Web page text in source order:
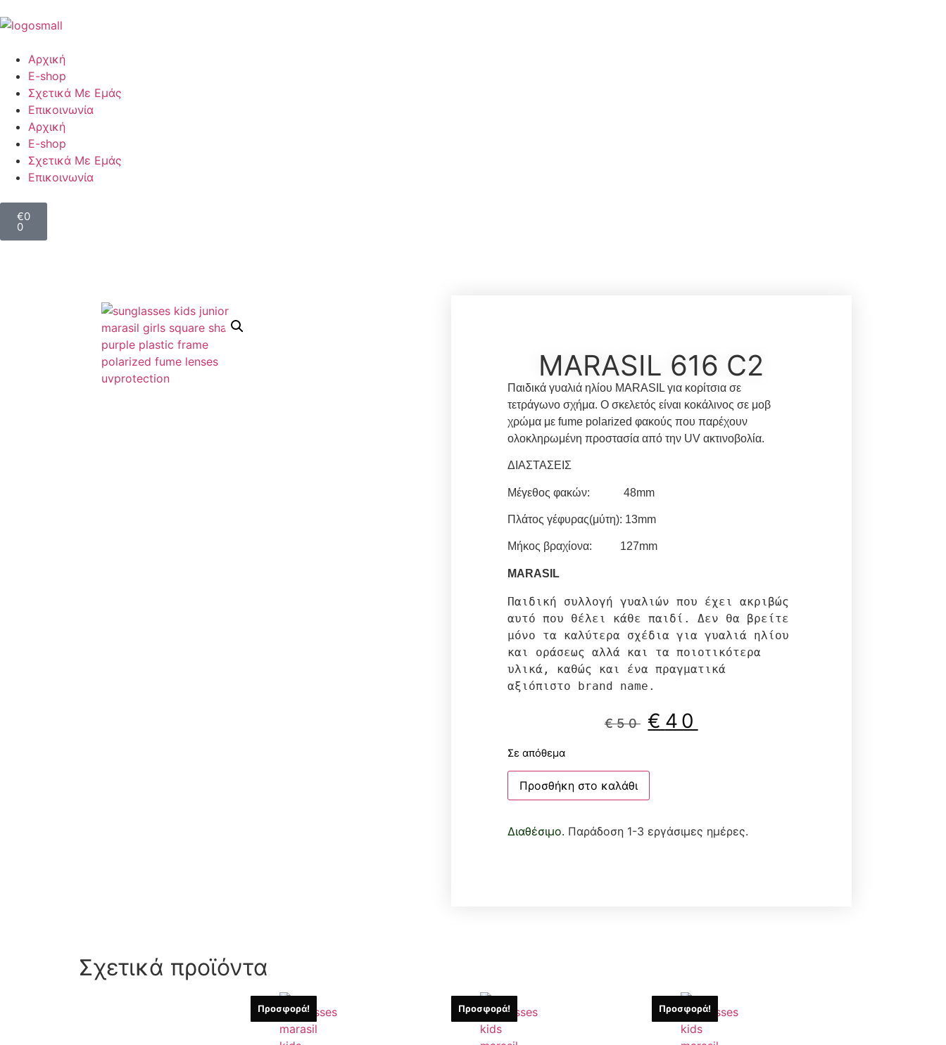
Αρχική
E-shop
Σχετικά Με Εμάς
Επικοινωνία
Αρχική
E-shop
Σχετικά Με Εμάς
Επικοινωνία
€0
0
MARASIL 616 C2
Παιδικά γυαλιά ηλίου MARASIL για κορίτσια σε
τετράγωνο σχήμα. Ο σκελετός είναι κοκάλινος σε μοβ
χρώμα με fume polarized φακούς που παρέχουν
ολοκληρωμένη προστασία από την UV ακτινοβολία.
ΔΙΑΣΤΑΣΕΙΣ
Μέγεθος φακών: 48mm
Πλάτος γέφυρας(μύτη): 13mm
Μήκος βραχίονα: 127mm
MARASIL
Παιδική συλλογή γυαλιών που έχει ακριβώς
αυτό που θέλει κάθε παιδί. Δεν θα βρείτε
μόνο τα καλύτερα σχέδια για γυαλιά ηλίου
και οράσεως αλλά και τα ποιοτικότερα
υλικά, καθώς και ένα πραγματικά
αξιόπιστο brand name.
€50 € 40
Σε απόθεμα
Προσθήκη στο καλάθι
Διαθέσιμο. Παράδοση 1-3 εργάσιμες ημέρες.
Σχετικά προϊόντα
Προσφορά! Προσφορά! Προσφορά!